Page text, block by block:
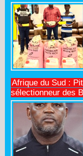
Afrique du Sud :
sélectionneur des